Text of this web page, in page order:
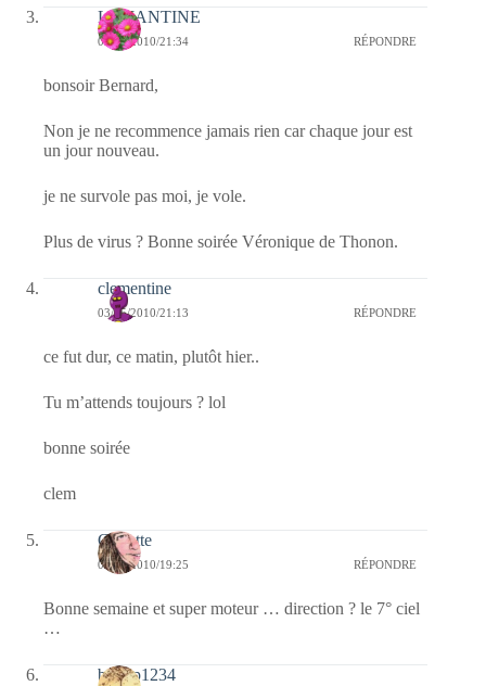
LEMANTINE
03/05/2010/21:34 RÉPONDRE
bonsoir Bernard,
Non je ne recommence jamais rien car chaque jour est
un jour nouveau.
je ne survole pas moi, je vole.
Plus de virus ? Bonne soirée Véronique de Thonon.
clementine
03/05/2010/21:13 RÉPONDRE
ce fut dur, ce matin, plutôt hier..
Tu m’attends toujours ? lol
bonne soirée
clem
Crikette
03/05/2010/19:25 RÉPONDRE
Bonne semaine et super moteur … direction ? le 7° ciel
…
bipbip1234